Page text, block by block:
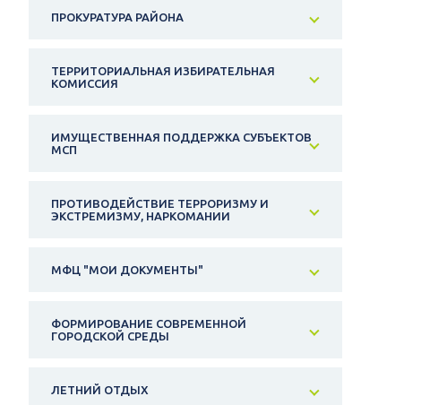
ПРОКУРАТУРА РАЙОНА
ТЕРРИТОРИАЛЬНАЯ ИЗБИРАТЕЛЬНАЯ
КОМИССИЯ
ИМУЩЕСТВЕННАЯ ПОДДЕРЖКА СУБЪЕКТОВ
МСП
ПРОТИВОДЕЙСТВИЕ ТЕРРОРИЗМУ И
ЭКСТРЕМИЗМУ, НАРКОМАНИИ
МФЦ "МОИ ДОКУМЕНТЫ"
ФОРМИРОВАНИЕ СОВРЕМЕННОЙ
ГОРОДСКОЙ СРЕДЫ
ЛЕТНИЙ ОТДЫХ